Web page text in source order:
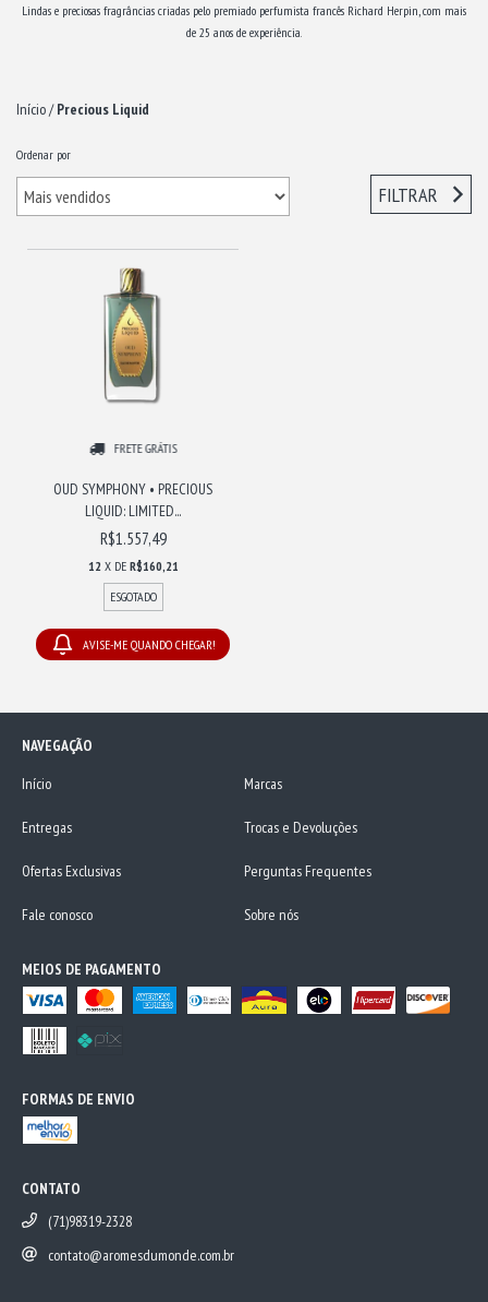
Lindas e preciosas fragrâncias criadas pelo premiado perfumista francês Richard Herpin, com mais
de 25 anos de experiência.
Início/ Precious Liquid
Ordenar por
FILTRAR
FRETE GRÁTIS
OUD SYMPHONY • PRECIOUS
LIQUID: LIMITED...
R$1.557,49
12 X DE R$160,21
ESGOTADO
AVISE-ME QUANDO CHEGAR!
NAVEGAÇÃO
Início
Marcas
Entregas Trocas e Devoluções
Ofertas Exclusivas Perguntas Frequentes
Fale conosco Sobre nós
MEIOS DE PAGAMENTO
FORMAS DE ENVIO
CONTATO
(71)98319-2328
contato@aromesdumonde.com.br